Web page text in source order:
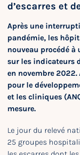
d’escarres et
Après une
pandémie, les
nouveau procédé
sur les indicateurs
en novembre
pour le
et les cliniques
mesure.
Le jour du relevé
25 groupes